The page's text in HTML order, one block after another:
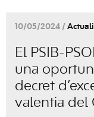
10/05/2024 /
El PSIB-
una
decret
valentia del